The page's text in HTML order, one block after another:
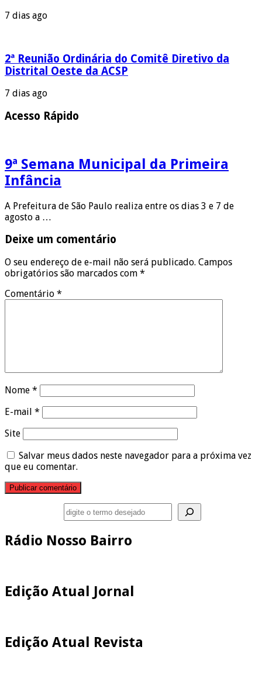
7 dias ago
2ª Reunião Ordinária do Comitê Diretivo da
Distrital Oeste da ACSP
7 dias ago
Acesso Rápido
9ª Semana Municipal da Primeira
Infância
A Prefeitura de São Paulo realiza entre os dias 3 e 7 de
agosto a …
Deixe um comentário
O seu endereço de e-mail não será publicado. Campos
obrigatórios são marcados com *
Comentário *
Nome *
E-mail *
Site
Salvar meus dados neste navegador para a próxima vez
que eu comentar.
Rádio Nosso Bairro
Edição Atual Jornal
Edição Atual Revista